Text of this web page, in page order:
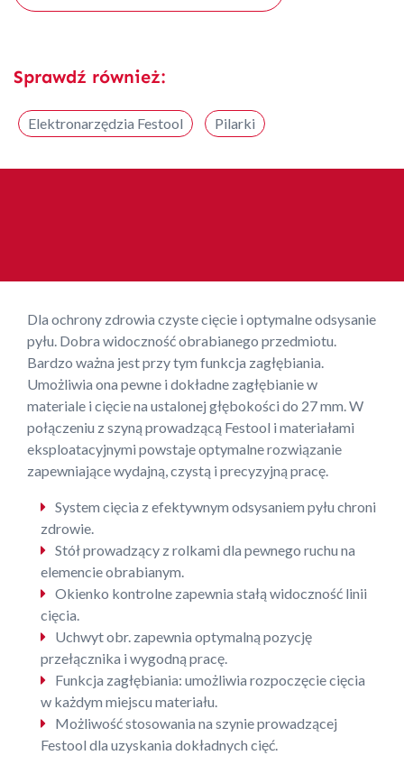
Sprawdź również:
Elektronarzędzia Festool Pilarki
Dla ochrony zdrowia czyste cięcie i optymalne odsysanie
pyłu. Dobra widoczność obrabianego przedmiotu.
Bardzo ważna jest przy tym funkcja zagłębiania.
Umożliwia ona pewne i dokładne zagłębianie w
materiale i cięcie na ustalonej głębokości do 27 mm. W
połączeniu z szyną prowadzącą Festool i materiałami
eksploatacyjnymi powstaje optymalne rozwiązanie
zapewniające wydajną, czystą i precyzyjną pracę.
System cięcia z efektywnym odsysaniem pyłu chroni
zdrowie.
Stół prowadzący z rolkami dla pewnego ruchu na
elemencie obrabianym.
Okienko kontrolne zapewnia stałą widoczność linii
cięcia.
Uchwyt obr. zapewnia optymalną pozycję
przełącznika i wygodną pracę.
Funkcja zagłębiania: umożliwia rozpoczęcie cięcia
w każdym miejscu materiału.
Możliwość stosowania na szynie prowadzącej
Festool dla uzyskania dokładnych cięć.